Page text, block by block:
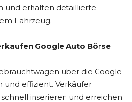
und erhalten detaillierte
Fahrzeug.
Google Auto Börse
über die Google
und effizient. Verkäufer
inserieren und erreichen